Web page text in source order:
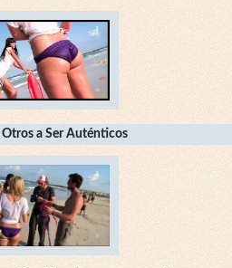
Otros a Ser Auténticos